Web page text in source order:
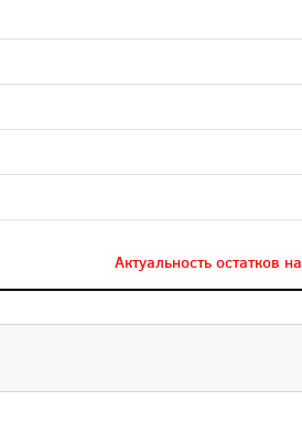
Актуальность остатков на